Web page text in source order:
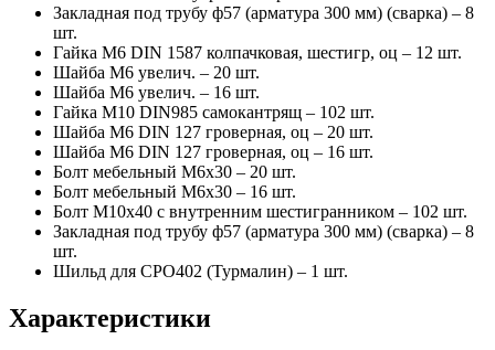
Закладная под трубу ф57 (арматура 300 мм) (сварка) – 8
шт.
Гайка М6 DIN 1587 колпачковая, шестигр, оц – 12 шт.
Шайба М6 увелич. – 20 шт.
Шайба М6 увелич. – 16 шт.
Гайка М10 DIN985 самокантрящ – 102 шт.
Шайба М6 DIN 127 гроверная, оц – 20 шт.
Шайба М6 DIN 127 гроверная, оц – 16 шт.
Болт мебельный М6х30 – 20 шт.
Болт мебельный М6х30 – 16 шт.
Болт М10х40 с внутренним шестигранником – 102 шт.
Закладная под трубу ф57 (арматура 300 мм) (сварка) – 8
шт.
Шильд для СРО402 (Турмалин) – 1 шт.
Характеристики